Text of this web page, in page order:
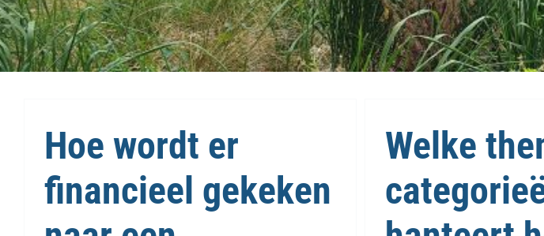
Hoe wordt er
financieel gekeken
Welke